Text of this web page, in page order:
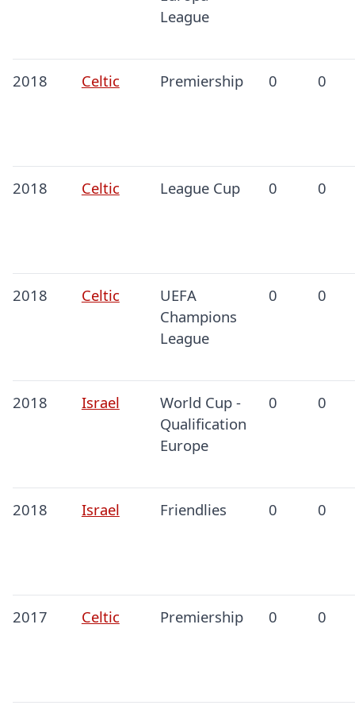
League
2018 Celtic Premiership 0 0
2018 Celtic League Cup 0 0
2018 Celtic
UEFA
Champions
League
0 0
2018 Israel
World Cup -
Qualification
Europe
0 0
2018 Israel Friendlies 0 0
2017 Celtic Premiership 0 0